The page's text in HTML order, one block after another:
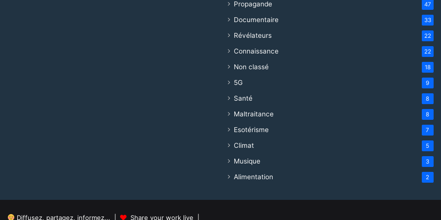
Propagande 47
Documentaire 33
Révélateurs 22
Connaissance 22
Non classé 18
5G 9
Santé 8
Maltraitance 8
Esotérisme 7
Climat 5
Musique 3
Alimentation 2
Diffusez, partagez, informez... | Share your work live |